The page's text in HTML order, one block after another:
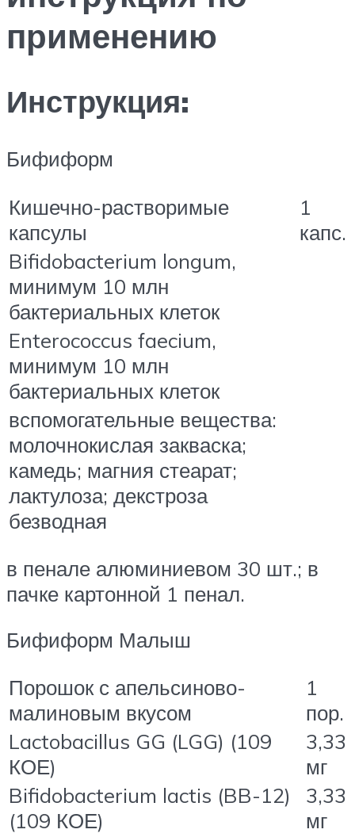
применению
Инструкция:
Бифиформ
Кишечно-растворимые
капсулы
1
капс.
Bifidobacterium longum,
минимум 10 млн
бактериальных клеток
Enterococcus faecium,
минимум 10 млн
бактериальных клеток
вспомогательные вещества:
молочнокислая закваска;
камедь; магния стеарат;
лактулоза; декстроза
безводная
в пенале алюминиевом 30 шт.; в
пачке картонной 1 пенал.
Бифиформ Малыш
Порошок с апельсиново-
малиновым вкусом
1
пор.
Lactobacillus GG (LGG) (109
КОЕ)
3,33
мг
Bifidobacterium lactis (BB-12)
(109 КОЕ)
3,33
мг